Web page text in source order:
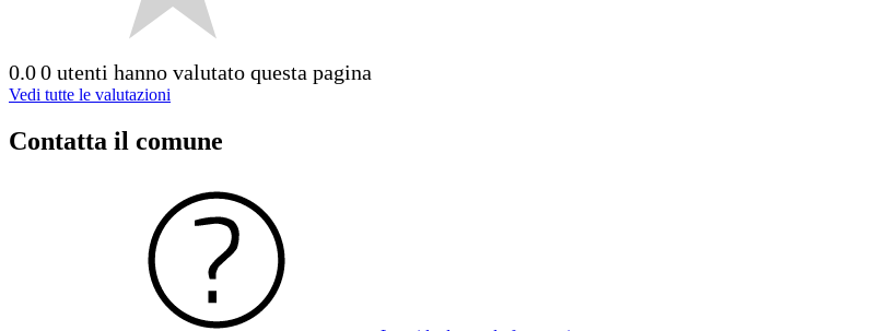
0.00 utenti hanno valutato questa pagina
Vedi tutte le valutazioni
Contatta il comune